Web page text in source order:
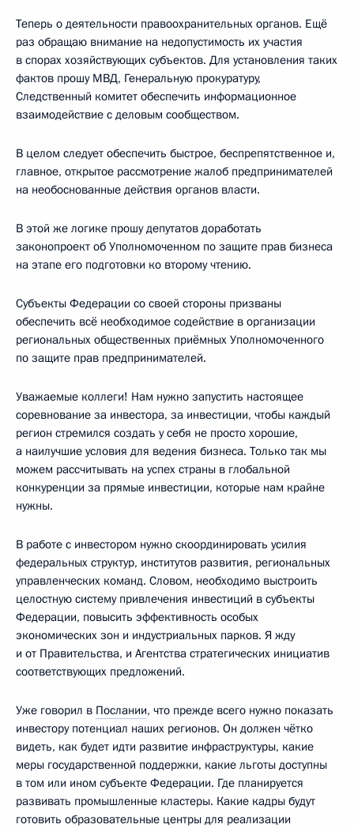
Теперь о деятельности правоохранительных органов. Ещё
раз обращаю внимание на недопустимость их участия
в спорах хозяйствующих субъектов. Для установления таких
фактов прошу МВД, Генеральную прокуратуру,
Следственный комитет обеспечить информационное
взаимодействие с деловым сообществом.
В целом следует обеспечить быстрое, беспрепятственное и,
главное, открытое рассмотрение жалоб предпринимателей
на необоснованные действия органов власти.
В этой же логике прошу депутатов доработать
законопроект об Уполномоченном по защите прав бизнеса
на этапе его подготовки ко второму чтению.
Субъекты Федерации со своей стороны призваны
обеспечить всё необходимое содействие в организации
региональных общественных приёмных Уполномоченного
по защите прав предпринимателей.
Уважаемые коллеги! Нам нужно запустить настоящее
соревнование за инвестора, за инвестиции, чтобы каждый
регион стремился создать у себя не просто хорошие,
а наилучшие условия для ведения бизнеса. Только так мы
можем рассчитывать на успех страны в глобальной
конкуренции за прямые инвестиции, которые нам крайне
нужны.
В работе с инвестором нужно скоординировать усилия
федеральных структур, институтов развития, региональных
управленческих команд. Словом, необходимо выстроить
целостную систему привлечения инвестиций в субъекты
Федерации, повысить эффективность особых
экономических зон и индустриальных парков. Я жду
и от Правительства, и Агентства стратегических инициатив
соответствующих предложений.
Уже говорил в Послании, что прежде всего нужно показать
инвестору потенциал наших регионов. Он должен чётко
видеть, как будет идти развитие инфраструктуры, какие
меры государственной поддержки, какие льготы доступны
в том или ином субъекте Федерации. Где планируется
развивать промышленные кластеры. Какие кадры будут
готовить образовательные центры для реализации